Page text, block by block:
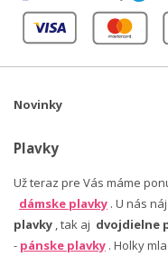
Novinky
Plavky
Už teraz pre Vás máme
dámske plavky . U nás
plavky , tak aj dvojdielne
- pánske plavky . Holky